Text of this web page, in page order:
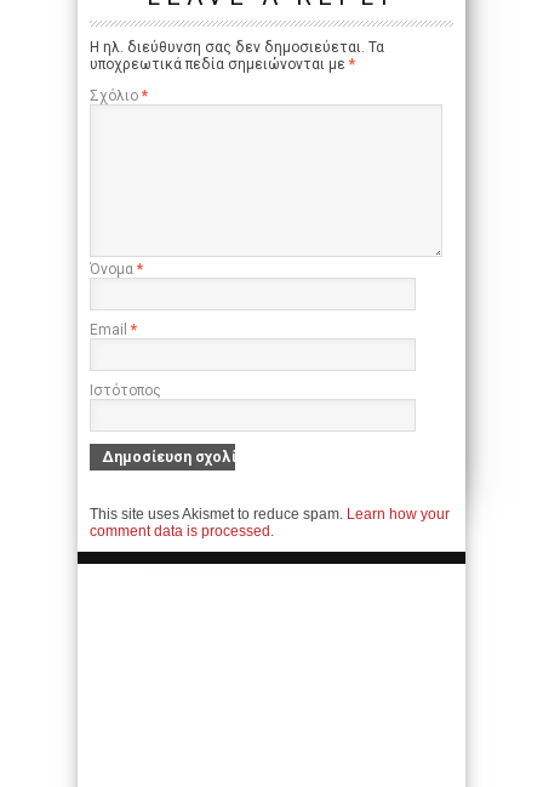
Η ηλ. διεύθυνση σας δεν δημοσιεύεται. Τα
υποχρεωτικά πεδία σημειώνονται με *
Σχόλιο *
Όνομα *
Email *
Ιστότοπος
This site uses Akismet to reduce spam. Learn how your
comment data is processed.